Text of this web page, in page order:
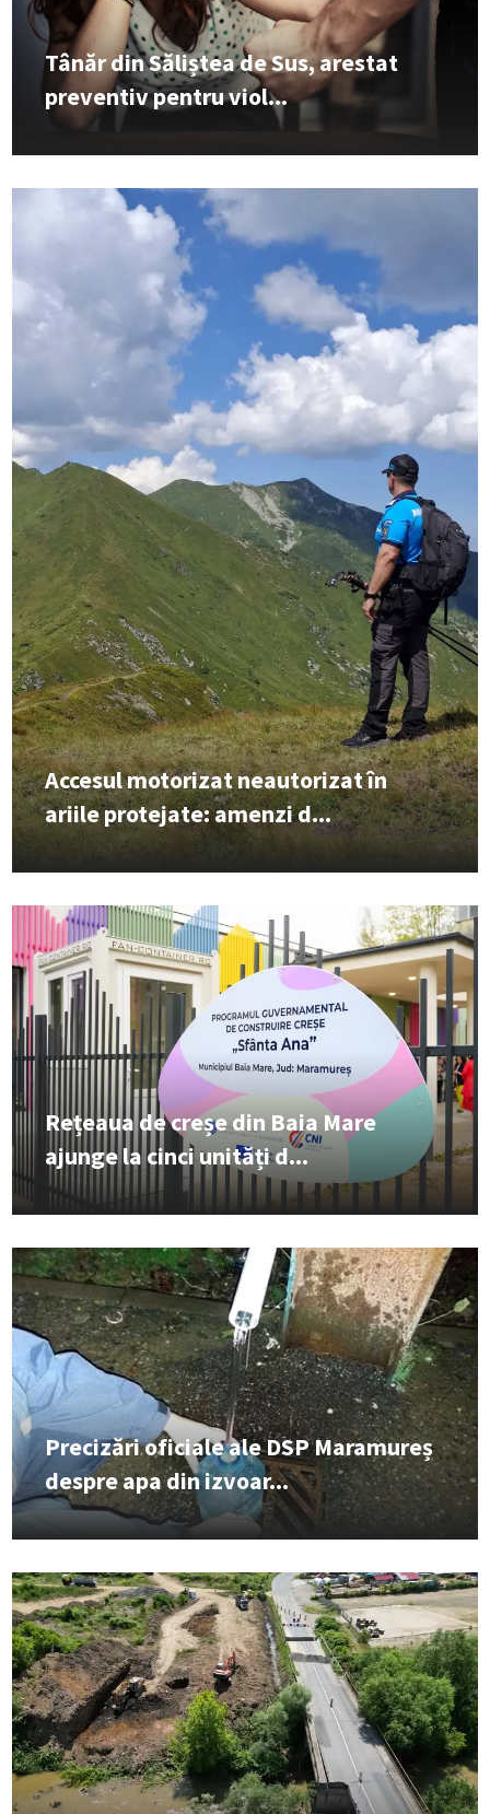
Tânăr din Săliștea de Sus, arestat
preventiv pentru viol...
Accesul motorizat neautorizat în
ariile protejate: amenzi d...
Rețeaua de creșe din Baia Mare
ajunge la cinci unități d...
Precizări oficiale ale DSP Maramureș
despre apa din izvoar...